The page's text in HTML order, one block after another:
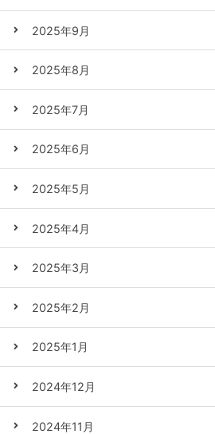
2025年9月
2025年8月
2025年7月
2025年6月
2025年5月
2025年4月
2025年3月
2025年2月
2025年1月
2024年12月
2024年11月